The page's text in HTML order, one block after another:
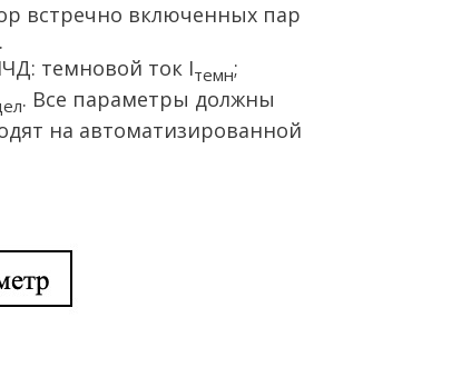
встречно включенных пар
темновой ток Iтемн;
. Все параметры должны
на автоматизированной